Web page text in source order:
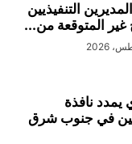
التنفيذيين
غير المتوقعة من...
يمدد نافذة
في جنوب شرق